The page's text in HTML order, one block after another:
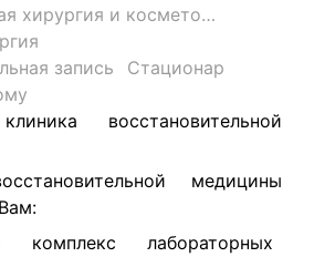
Пластическая хирургия и косметология
запись
Стационар
восстановительной
медицины
комплекс лабораторных